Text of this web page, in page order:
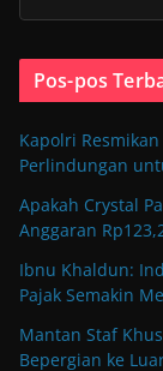
Pos-pos
Kapolri
Perlindungan
Apakah Crystal
Anggaran
Ibnu Khaldun:
Pajak Semakin
Mantan Staf
Bepergian ke